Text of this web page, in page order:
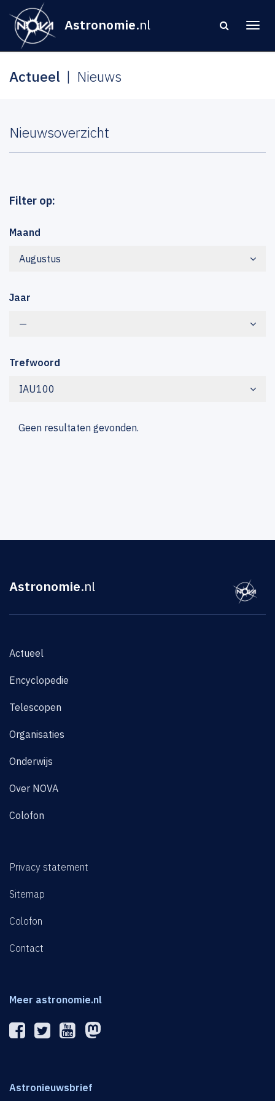
Astronomie.nl
Actueel Nieuws
Nieuwsoverzicht
Filter op:
Maand
Augustus
Jaar
—
Trefwoord
IAU100
Geen resultaten gevonden.
Astronomie.nl
Actueel
Encyclopedie
Telescopen
Organisaties
Onderwijs
Over NOVA
Colofon
Privacy statement
Sitemap
Colofon
Contact
Meer astronomie.nl
Astronieuwsbrief